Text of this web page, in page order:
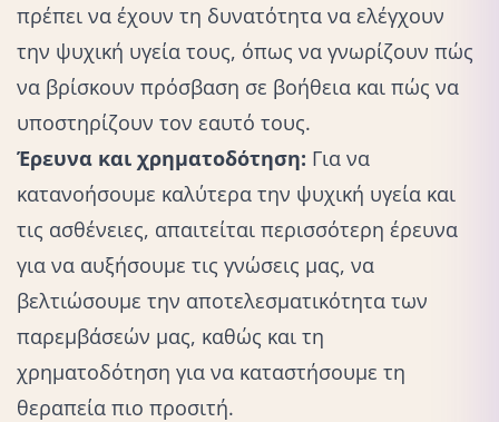
πρέπει να έχουν τη δυνατότητα να ελέγχουν
την ψυχική υγεία τους, όπως να γνωρίζουν πώς
να βρίσκουν πρόσβαση σε βοήθεια και πώς να
υποστηρίζουν τον εαυτό τους.
Έρευνα και χρηματοδότηση: Για να
κατανοήσουμε καλύτερα την ψυχική υγεία και
τις ασθένειες, απαιτείται περισσότερη έρευνα
για να αυξήσουμε τις γνώσεις μας, να
βελτιώσουμε την αποτελεσματικότητα των
παρεμβάσεών μας, καθώς και τη
χρηματοδότηση για να καταστήσουμε τη
θεραπεία πιο προσιτή.